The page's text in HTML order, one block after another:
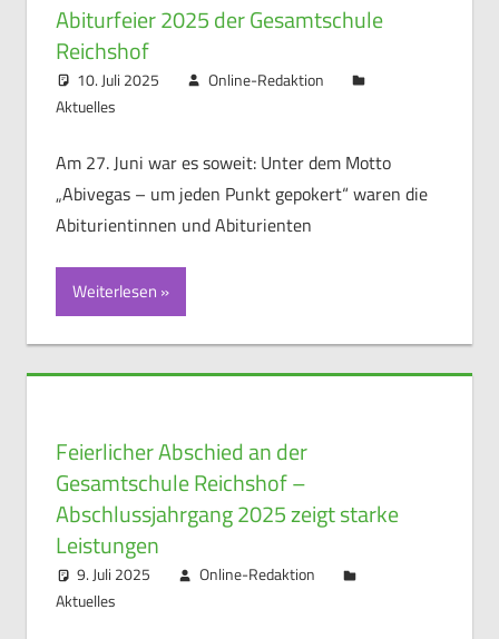
Abiturfeier 2025 der Gesamtschule
Reichshof
10. Juli 2025
Online-Redaktion
Aktuelles
Am 27. Juni war es soweit: Unter dem Motto
„Abivegas – um jeden Punkt gepokert“ waren die
Abiturientinnen und Abiturienten
Weiterlesen
Feierlicher Abschied an der
Gesamtschule Reichshof –
Abschlussjahrgang 2025 zeigt starke
Leistungen
9. Juli 2025
Online-Redaktion
Aktuelles